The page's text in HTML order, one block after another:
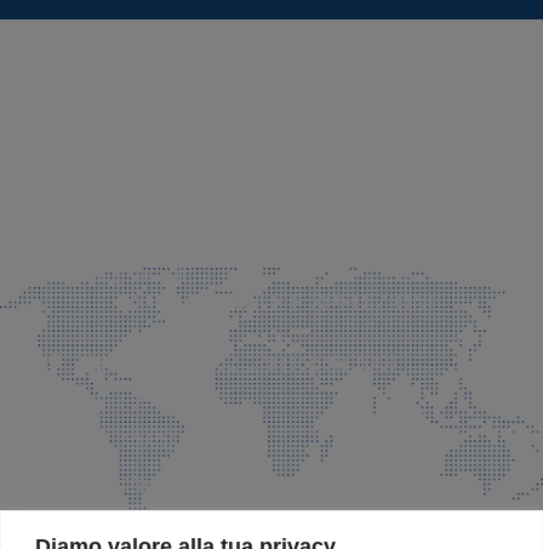
info@faeg.it
COMMERCIALE E SPEDIZIONI
Via Padre Elzi, 32 Grassobbio (BG)
035 525015
035 335037
info@faeg.it
SITE MAP